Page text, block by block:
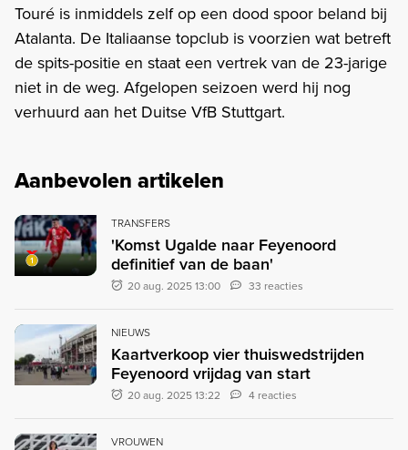
Touré is inmiddels zelf op een dood spoor beland bij
Atalanta. De Italiaanse topclub is voorzien wat betreft
de spits-positie en staat een vertrek van de 23-jarige
niet in de weg. Afgelopen seizoen werd hij nog
verhuurd aan het Duitse VfB Stuttgart.
Aanbevolen artikelen
TRANSFERS
'Komst Ugalde naar Feyenoord
definitief van de baan'
20 aug. 2025 13:00 33 reacties
NIEUWS
Kaartverkoop vier thuiswedstrijden
Feyenoord vrijdag van start
20 aug. 2025 13:22 4 reacties
VROUWEN